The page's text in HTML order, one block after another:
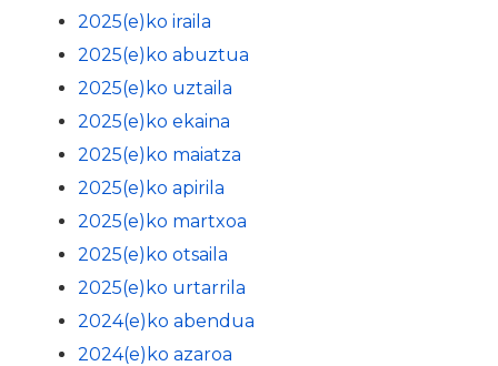
2025(e)ko iraila
2025(e)ko abuztua
2025(e)ko uztaila
2025(e)ko ekaina
2025(e)ko maiatza
2025(e)ko apirila
2025(e)ko martxoa
2025(e)ko otsaila
2025(e)ko urtarrila
2024(e)ko abendua
2024(e)ko azaroa